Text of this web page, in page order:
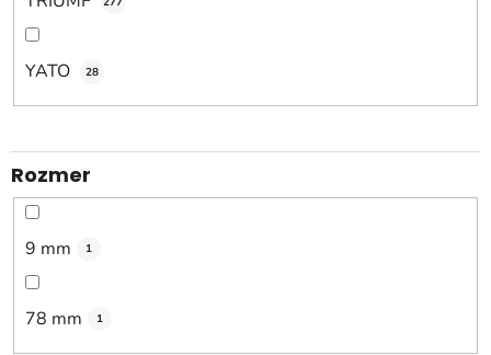
YATO 28
Rozmer
9 mm 1
78 mm 1